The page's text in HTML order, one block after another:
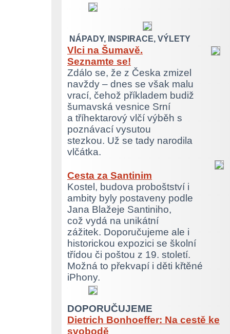
NÁPADY, INSPIRACE, VÝLETY
Vlci na Šumavě.
Seznamte se!
Zdálo se, že z Česka zmizel
navždy – dnes se však malu
vrací, čehož příkladem budiž
šumavská vesnice Srní
a tříhektarový vlčí výběh s
poznávací vysutou
stezkou. Už se tady narodila
vlčátka.
Cesta za Santinim
Kostel, budova proboštství i
ambity byly postaveny podle
Jana Blažeje Santiniho,
což vydá na unikátní
zážitek. Doporučujeme ale i
historickou expozici se školní
třídou či poštou z 19. století.
Možná to překvapí i děti křtěné
iPhony.
DOPORUČUJEME
Dietrich Bonhoeffer: Na cestě ke
svobodě